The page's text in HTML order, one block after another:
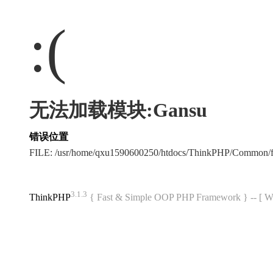
:(
无法加载模块:Gansu
错误位置
FILE: /usr/home/qxu1590600250/htdocs/ThinkPHP/
ThinkPHP3.1.3 { Fast & Simple OOP PHP Framework } -- [